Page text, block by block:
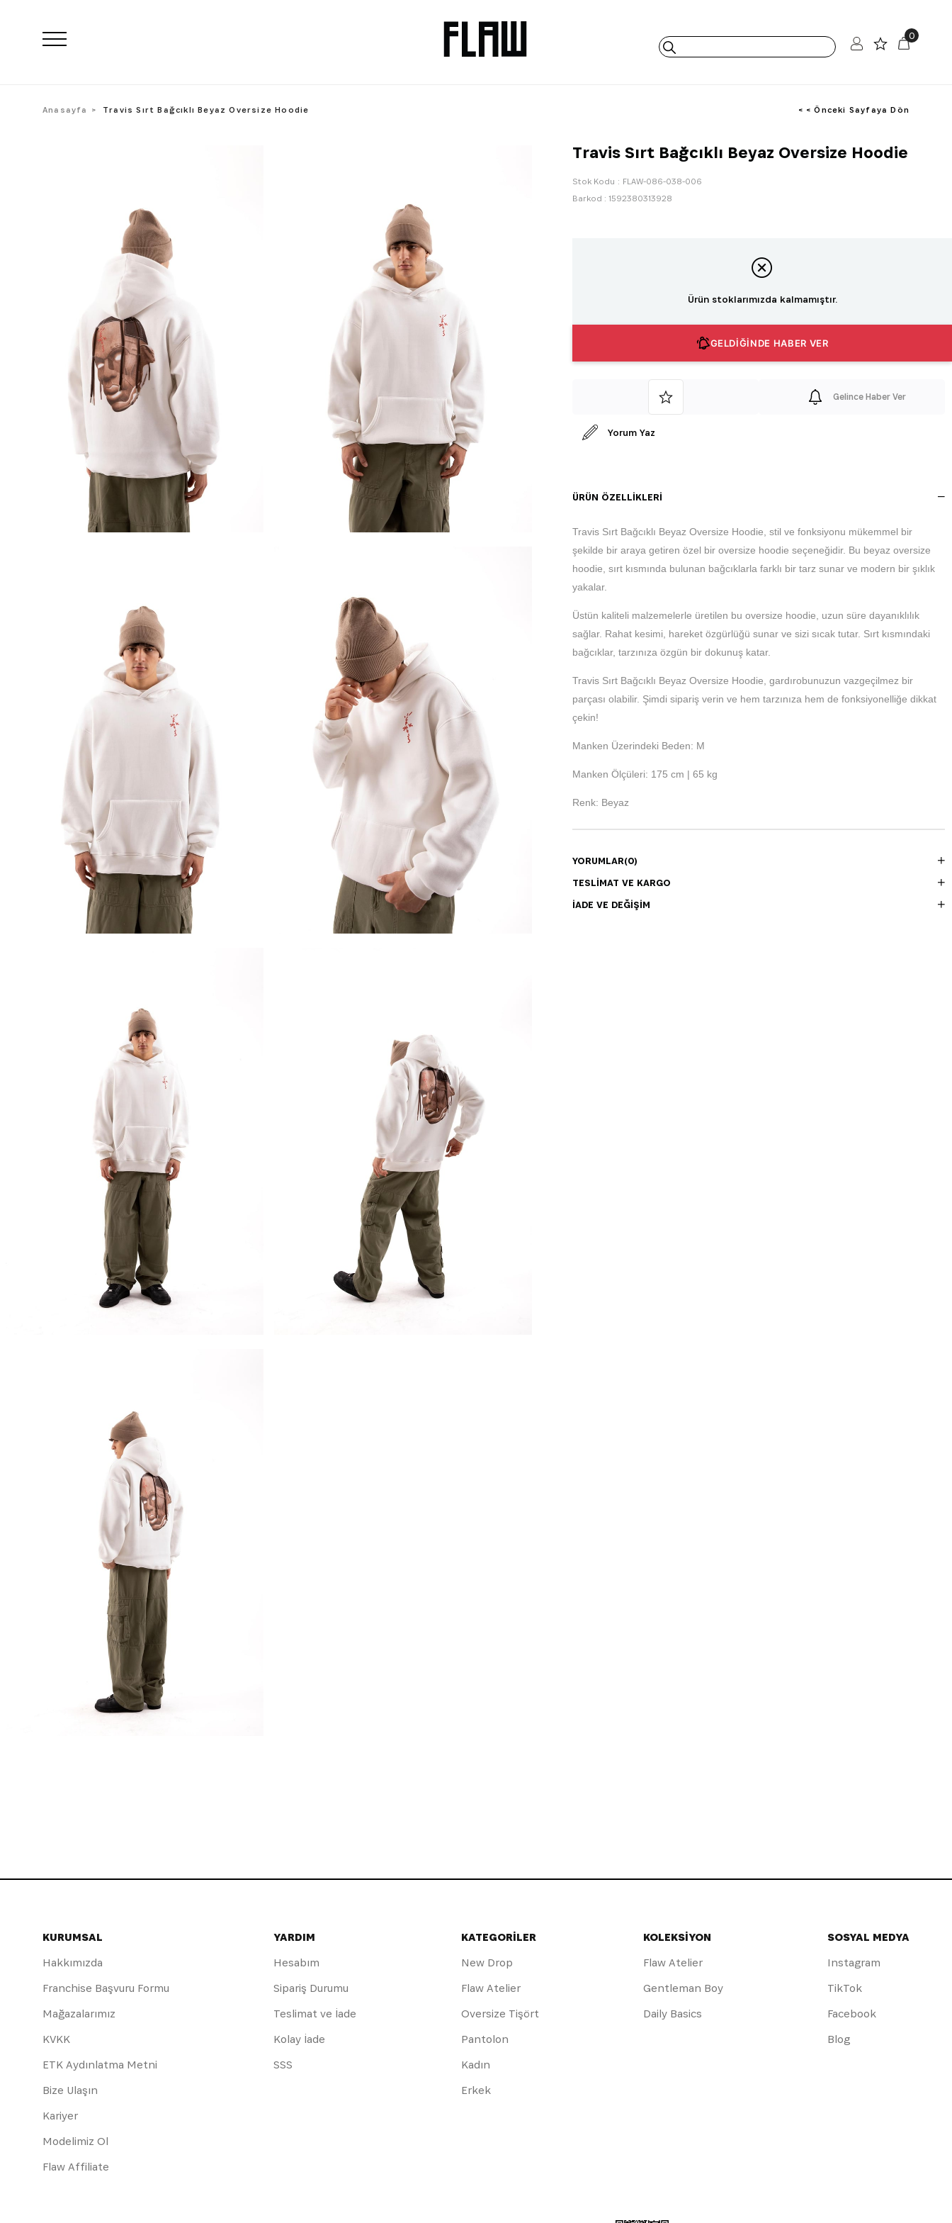
0
Anasayfa Travis Sırt Bağcıklı Beyaz Oversize Hoodie < < Önceki Sayfaya Dön
Travis Sırt Bağcıklı Beyaz Oversize Hoodie
Stok Kodu
FLAW-086-038-006
Barkod : 1592380313928
Ürün stoklarımızda kalmamıştır.
GELDİĞİNDE HABER VER
Gelince Haber Ver
Yorum Yaz
ÜRÜN ÖZELLIKLERI
Travis Sırt Bağcıklı Beyaz Oversize Hoodie, stil ve fonksiyonu mükemmel bir
şekilde bir araya getiren özel bir oversize hoodie seçeneğidir. Bu beyaz oversize
hoodie, sırt kısmında bulunan bağcıklarla farklı bir tarz sunar ve modern bir şıklık
yakalar.
Üstün kaliteli malzemelerle üretilen bu oversize hoodie, uzun süre dayanıklılık
sağlar. Rahat kesimi, hareket özgürlüğü sunar ve sizi sıcak tutar. Sırt kısmındaki
bağcıklar, tarzınıza özgün bir dokunuş katar.
Travis Sırt Bağcıklı Beyaz Oversize Hoodie, gardırobunuzun vazgeçilmez bir
parçası olabilir. Şimdi sipariş verin ve hem tarzınıza hem de fonksiyonelliğe dikkat
çekin!
Manken Üzerindeki Beden: M
Manken Ölçüleri: 175 cm | 65 kg
Renk: Beyaz
YORUMLAR(0)
TESLIMAT VE KARGO
İADE VE DEĞIŞIM
KURUMSAL
Hakkımızda
Franchise Başvuru Formu
Mağazalarımız
KVKK
ETK Aydınlatma Metni
Bize Ulaşın
Kariyer
Modelimiz Ol
Flaw Affiliate
YARDIM
Hesabım
Sipariş Durumu
Teslimat ve İade
Kolay İade
SSS
KATEGORİLER
New Drop
Flaw Atelier
Oversize Tişört
Pantolon
Kadın
Erkek
KOLEKSİYON
Flaw Atelier
Gentleman Boy
Daily Basics
SOSYAL MEDYA
Instagram
TikTok
Facebook
Blog